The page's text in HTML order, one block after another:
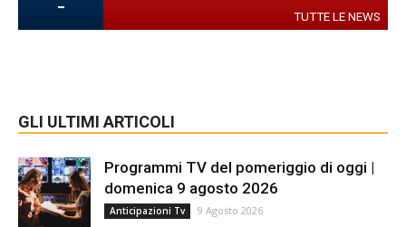
- TUTTE LE NEWS
GLI ULTIMI ARTICOLI
Programmi TV del pomeriggio di oggi |
domenica 9 agosto 2026
Anticipazioni Tv 9 Agosto 2026